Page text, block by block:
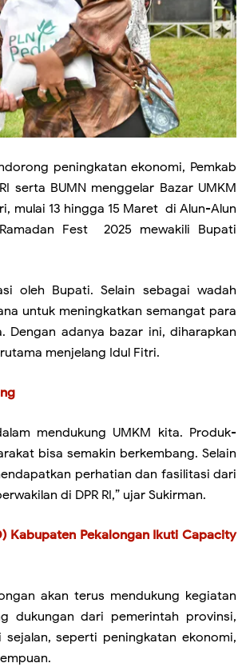
peningkatan ekonomi, Pemkab
serta BUMN menggelar Bazar UMKM
mulai 13 hingga 15 Maret di Alun-Alun
Fest 2025 mewakili Bupati
oleh Bupati. Selain sebagai wadah
untuk meningkatkan semangat para
Dengan adanya bazar ini, diharapkan
menjelang Idul Fitri.
mendukung UMKM kita. Produk-
bisa semakin berkembang. Selain
perhatian dan fasilitasi dari
di DPR RI,” ujar Sukirman.
Kabupaten Pekalongan Ikuti Capacity
akan terus mendukung kegiatan
dukungan dari pemerintah provinsi,
seperti peningkatan ekonomi,